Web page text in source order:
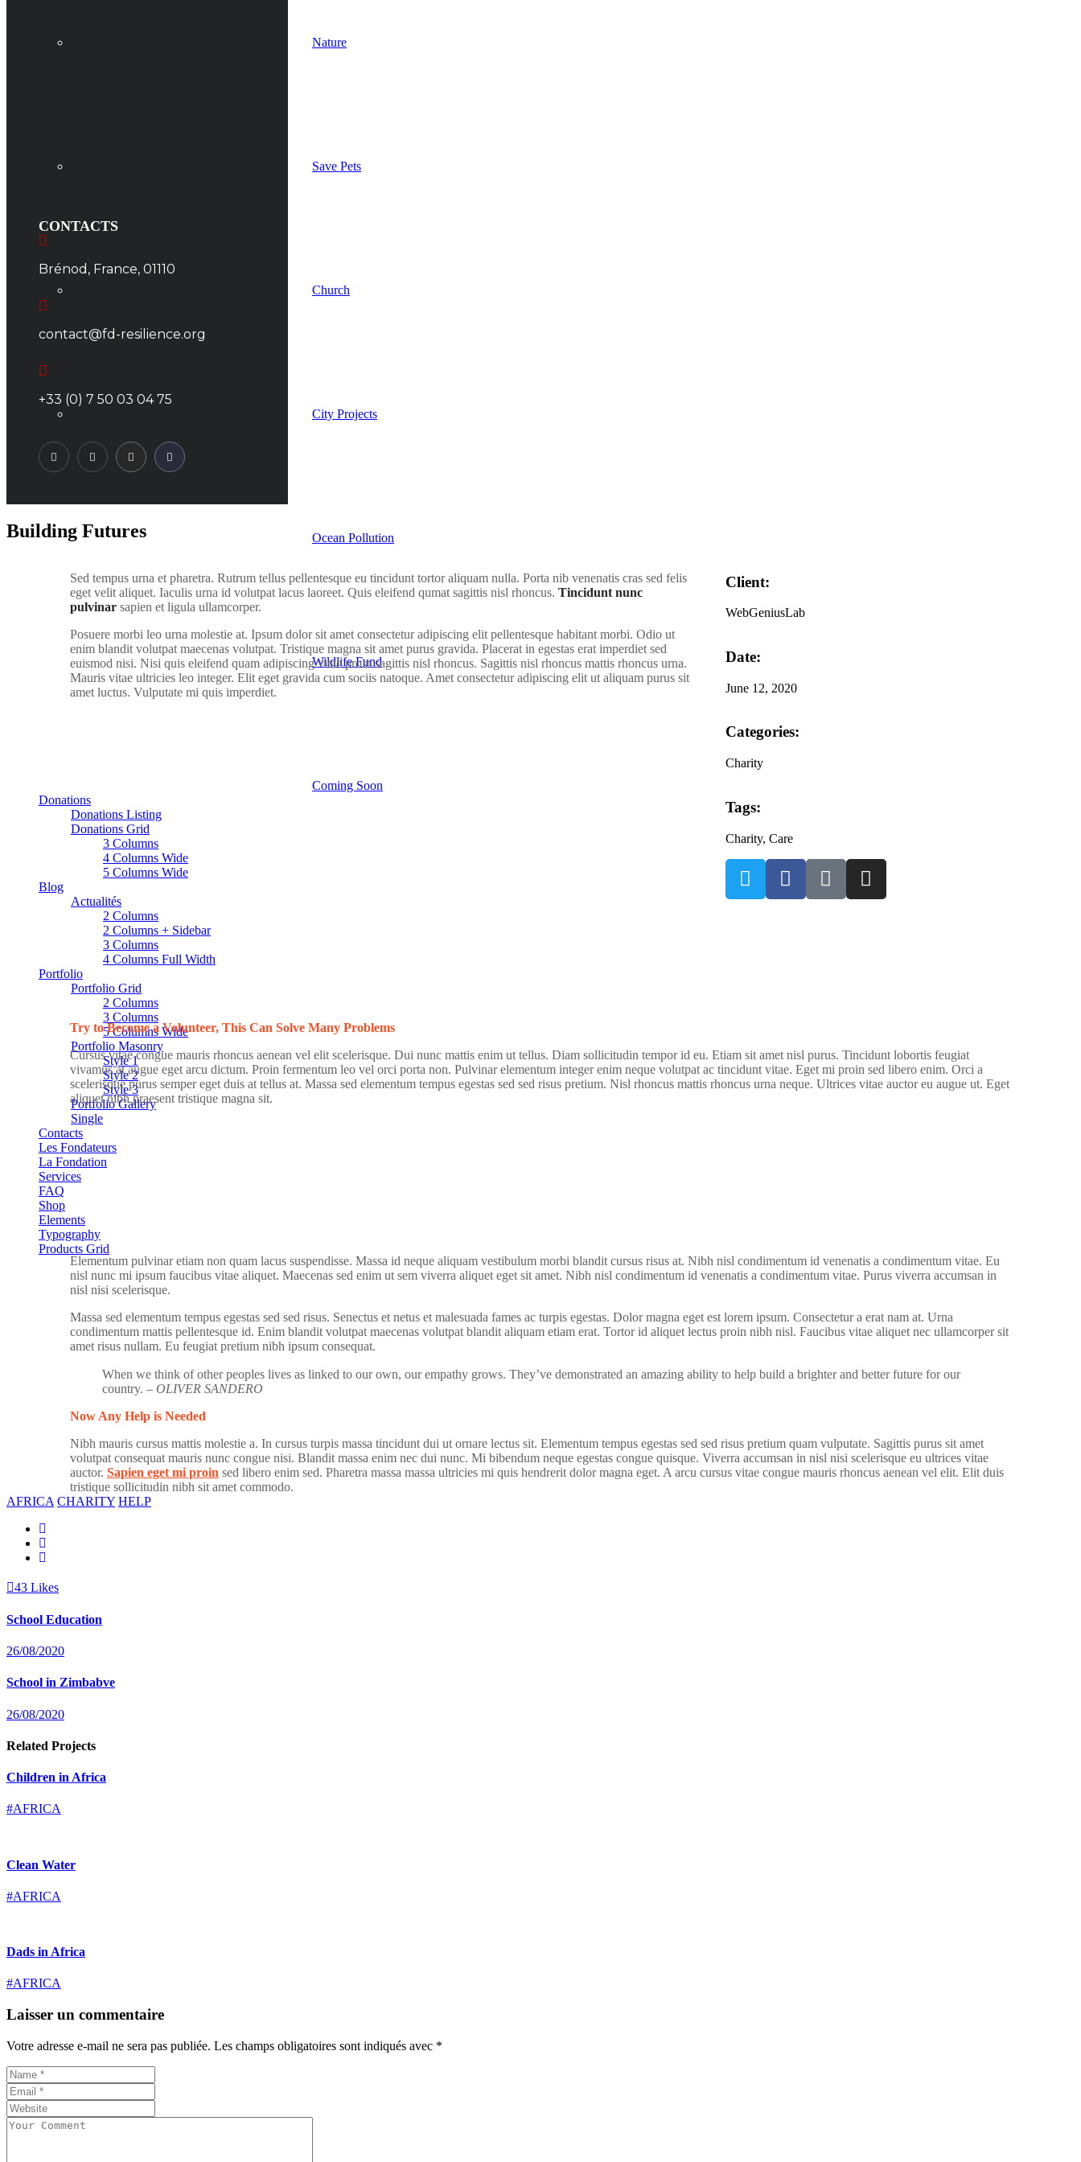
Nature
Save Pets
Church
City Projects
Ocean Pollution
Wildlife Fund
Coming Soon
Donations
Donations Listing
Donations Grid
3 Columns
4 Columns Wide
5 Columns Wide
Blog
Actualités
2 Columns
2 Columns + Sidebar
3 Columns
4 Columns Full Width
Portfolio
Portfolio Grid
2 Columns
3 Columns
5 Columns Wide
Portfolio Masonry
Style 1
Style 2
Style 3
Portfolio Gallery
Single
Contacts
Les Fondateurs
La Fondation
Services
FAQ
Shop
Elements
Typography
Products Grid
CONTACTS
Brénod, France, 01110
contact@fd-resilience.org
+33 (0) 7 50 03 04 75
Building Futures
Sed tempus urna et pharetra. Rutrum tellus pellentesque eu tincidunt tortor aliquam nulla. Porta nib venenatis cras sed felis
eget velit aliquet. Iaculis urna id volutpat lacus laoreet. Quis eleifend qumat sagittis nisl rhoncus. Tincidunt nunc
pulvinar sapien et ligula ullamcorper.
Posuere morbi leo urna molestie at. Ipsum dolor sit amet consectetur adipiscing elit pellentesque habitant morbi. Odio ut
enim blandit volutpat maecenas volutpat. Tristique magna sit amet purus gravida. Placerat in egestas erat imperdiet sed
euismod nisi. Nisi quis eleifend quam adipiscing vitae proin sagittis nisl rhoncus. Sagittis nisl rhoncus mattis rhoncus urna.
Mauris vitae ultricies leo integer. Elit eget gravida cum sociis natoque. Amet consectetur adipiscing elit ut aliquam purus sit
amet luctus. Vulputate mi quis imperdiet.
Client:
WebGeniusLab
Date:
June 12, 2020
Categories:
Charity
Tags:
Charity, Care
Try to Become a Volunteer, This Can Solve Many Problems
Cursus vitae congue mauris rhoncus aenean vel elit scelerisque. Dui nunc mattis enim ut tellus. Diam sollicitudin tempor id eu. Etiam sit amet nisl purus. Tincidunt lobortis feugiat
vivamus at augue eget arcu dictum. Proin fermentum leo vel orci porta non. Pulvinar elementum integer enim neque volutpat ac tincidunt vitae. Eget mi proin sed libero enim. Orci a
scelerisque purus semper eget duis at tellus at. Massa sed elementum tempus egestas sed sed risus pretium. Nisl rhoncus mattis rhoncus urna neque. Ultrices vitae auctor eu augue ut. Eget
aliquet nibh praesent tristique magna sit.
Elementum pulvinar etiam non quam lacus suspendisse. Massa id neque aliquam vestibulum morbi blandit cursus risus at. Nibh nisl condimentum id venenatis a condimentum vitae. Eu
nisl nunc mi ipsum faucibus vitae aliquet. Maecenas sed enim ut sem viverra aliquet eget sit amet. Nibh nisl condimentum id venenatis a condimentum vitae. Purus viverra accumsan in
nisl nisi scelerisque.
Massa sed elementum tempus egestas sed sed risus. Senectus et netus et malesuada fames ac turpis egestas. Dolor magna eget est lorem ipsum. Consectetur a erat nam at. Urna
condimentum mattis pellentesque id. Enim blandit volutpat maecenas volutpat blandit aliquam etiam erat. Tortor id aliquet lectus proin nibh nisl. Faucibus vitae aliquet nec ullamcorper sit
amet risus nullam. Eu feugiat pretium nibh ipsum consequat.
When we think of other peoples lives as linked to our own, our empathy grows. They’ve demonstrated an amazing ability to help build a brighter and better future for our
country. – OLIVER SANDERO
Now Any Help is Needed
Nibh mauris cursus mattis molestie a. In cursus turpis massa tincidunt dui ut ornare lectus sit. Elementum tempus egestas sed sed risus pretium quam vulputate. Sagittis purus sit amet
volutpat consequat mauris nunc congue nisi. Blandit massa enim nec dui nunc. Mi bibendum neque egestas congue quisque. Viverra accumsan in nisl nisi scelerisque eu ultrices vitae
auctor. Sapien eget mi proin sed libero enim sed. Pharetra massa massa ultricies mi quis hendrerit dolor magna eget. A arcu cursus vitae congue mauris rhoncus aenean vel elit. Elit duis
tristique sollicitudin nibh sit amet commodo.
AFRICA CHARITY HELP
43 Likes
School Education
26/08/2020
School in Zimbabve
26/08/2020
Related Projects
Children in Africa
#AFRICA
Clean Water
#AFRICA
Dads in Africa
#AFRICA
Laisser un commentaire
Votre adresse e-mail ne sera pas publiée. Les champs obligatoires sont indiqués avec *